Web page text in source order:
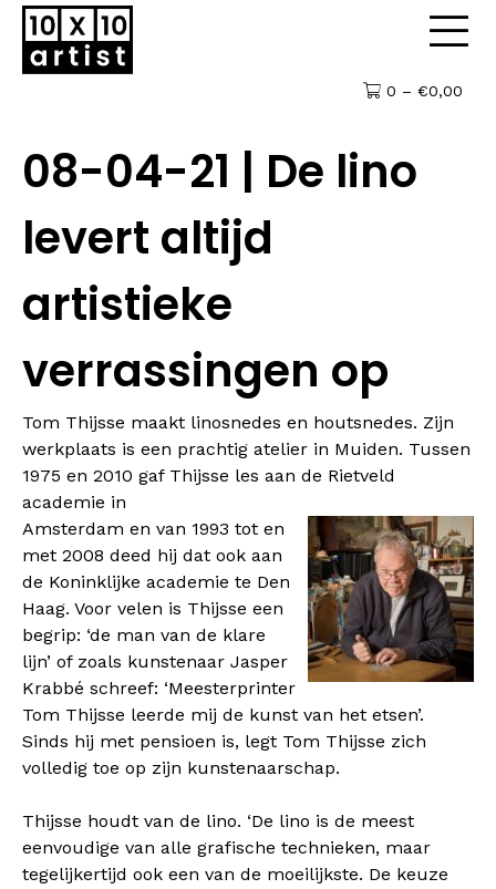
0 – €0,00
08-04-21 | De lino
levert altijd
artistieke
verrassingen op
Tom Thijsse maakt linosnedes en houtsnedes. Zijn
werkplaats is een prachtig atelier in Muiden. Tussen
1975 en 2010 gaf Thijsse les aan de Rietveld
academie in
Amsterdam en van 1993 tot en
met 2008 deed hij dat ook aan
de Koninklijke academie te Den
Haag. Voor velen is Thijsse een
begrip: ‘de man van de klare
lijn’ of zoals kunstenaar Jasper
Krabbé schreef: ‘Meesterprinter
Tom Thijsse leerde mij de kunst van het etsen’.
Sinds hij met pensioen is, legt Tom Thijsse zich
volledig toe op zijn kunstenaarschap.
Thijsse houdt van de lino. ‘De lino is de meest
eenvoudige van alle grafische technieken, maar
tegelijkertijd ook een van de moeilijkste. De keuze